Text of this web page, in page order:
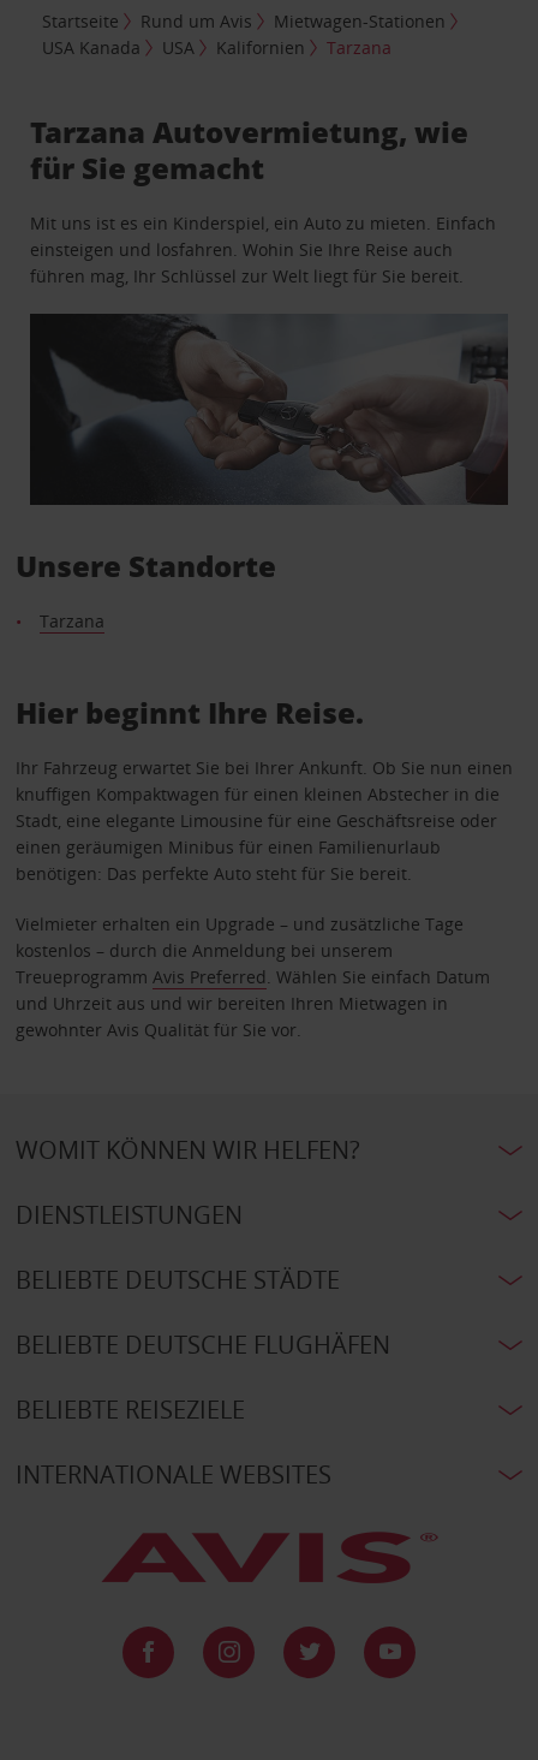
Startseite Rund um Avis
Mietwagen-Stationen
USA Kanada
USA Kalifornien Tarzana
Tarzana Autovermietung, wie
für Sie gemacht
Mit uns ist es ein Kinderspiel, ein Auto zu mieten. Einfach
einsteigen und losfahren. Wohin Sie Ihre Reise auch
führen mag, Ihr Schlüssel zur Welt liegt für Sie bereit.
Unsere Standorte
Tarzana
Hier beginnt Ihre Reise.
Ihr Fahrzeug erwartet Sie bei Ihrer Ankunft. Ob Sie nun einen
knuffigen Kompaktwagen für einen kleinen Abstecher in die
Stadt, eine elegante Limousine für eine Geschäftsreise oder
einen geräumigen Minibus für einen Familienurlaub
benötigen: Das perfekte Auto steht für Sie bereit.
Vielmieter erhalten ein Upgrade – und zusätzliche Tage
kostenlos – durch die Anmeldung bei unserem
Treueprogramm Avis Preferred . Wählen Sie einfach Datum
und Uhrzeit aus und wir bereiten Ihren Mietwagen in
gewohnter Avis Qualität für Sie vor.
WOMIT KÖNNEN WIR HELFEN?
DIENSTLEISTUNGEN
BELIEBTE DEUTSCHE STÄDTE
BELIEBTE DEUTSCHE FLUGHÄFEN
BELIEBTE REISEZIELE
INTERNATIONALE WEBSITES